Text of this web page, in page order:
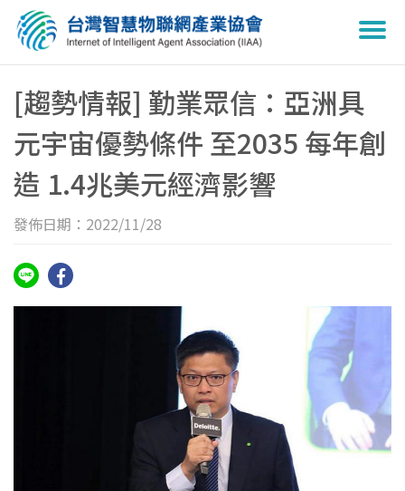
[趨勢情報] 勤業眾信：亞洲具
元宇宙優勢條件 至2035 每年創
造 1.4兆美元經濟影響
發佈日期：2022/11/28